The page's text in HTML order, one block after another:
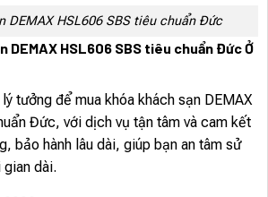
DEMAX HSL606 SBS tiêu chuẩn Đức
DEMAX HSL606 SBS tiêu chuẩn Đức Ở
tưởng để mua khóa khách sạn DEMAX
Đức, với dịch vụ tận tâm và cam kết
bảo hành lâu dài, giúp bạn an tâm sử
dài.